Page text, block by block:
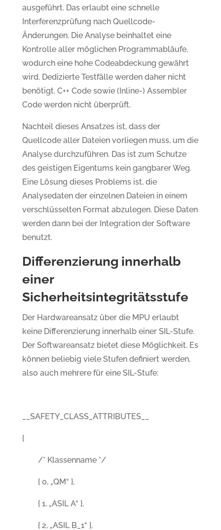
ausgeführt. Das erlaubt eine schnelle
Interferenzprüfung nach Quellcode-
Änderungen. Die Analyse beinhaltet eine
Kontrolle aller möglichen Programmabläufe,
wodurch eine hohe Codeabdeckung gewährt
wird. Dedizierte Testfälle werden daher nicht
benötigt. C++ Code sowie (Inline-) Assembler
Code werden nicht überprüft.
Nachteil dieses Ansatzes ist, dass der
Quellcode aller Dateien vorliegen muss, um die
Analyse durchzuführen. Das ist zum Schutze
des geistigen Eigentums kein gangbarer Weg.
Eine Lösung dieses Problems ist, die
Analysedaten der einzelnen Dateien in einem
verschlüsselten Format abzulegen. Diese Daten
werden dann bei der Integration der Software
benutzt.
Differenzierung innerhalb
einer
Sicherheitsintegritätsstufe
Der Hardwareansatz über die MPU erlaubt
keine Differenzierung innerhalb einer SIL-Stufe.
Der Softwareansatz bietet diese Möglichkeit. Es
können beliebig viele Stufen definiert werden,
also auch mehrere für eine SIL-Stufe:
__SAFETY_CLASS_ATTRIBUTES__
{
/* Klassenname */
{ 0, „QM“ },
{ 1, „ASIL A“ },
{ 2, „ASIL B_1“ },